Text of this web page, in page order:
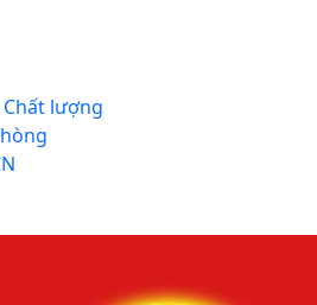
lượng